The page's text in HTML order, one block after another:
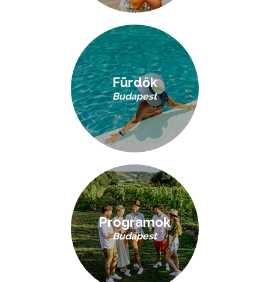
Fürdők
Budapest
Programok
Budapest